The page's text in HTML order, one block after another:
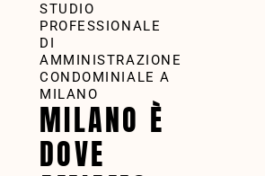
STUDIO
PROFESSIONALE
DI
AMMINISTRAZIONE
CONDOMINIALE A
MILANO
MILANO È
DOVE